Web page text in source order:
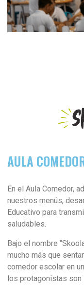
AULA
En el Aula Comedor,
nuestros menús,
Educativo para
saludables.
Bajo el nombre
mucho más que
comedor escolar en
los protagonistas son